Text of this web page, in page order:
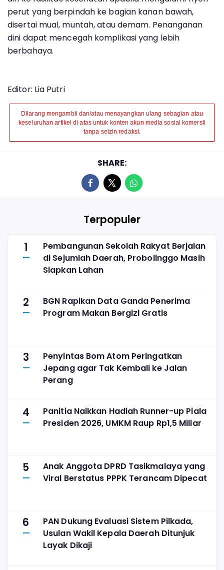
perut yang berpindah ke bagian kanan bawah,
disertai mual, muntah, atau demam. Penanganan
dini dapat mencegah komplikasi yang lebih
berbahaya.
Editor: Lia Putri
Dilarang mengambil dan/atau menayangkan ulang sebagian atau
keseluruhan artikel di atas untuk konten akun media sosial komersil
tanpa seizin redaksi.
SHARE:
Terpopuler
1
Pembangunan Sekolah Rakyat Berjalan
di Sejumlah Daerah, Probolinggo Masih
Siapkan Lahan
2
BGN Rapikan Data Ganda Penerima
Program Makan Bergizi Gratis
3
Penyintas Bom Atom Peringatkan
Jepang agar Tak Kembali ke Jalan
Perang
4
Panitia Naikkan Hadiah Runner-up Piala
Presiden 2026, UMKM Raup Rp1,5 Miliar
5
Anak Anggota DPRD Tasikmalaya yang
Viral Berstatus PPPK Terancam Dipecat
6
PAN Dukung Evaluasi Sistem Pilkada,
Usulan Wakil Kepala Daerah Ditunjuk
Layak Dikaji